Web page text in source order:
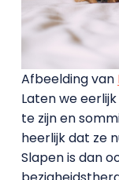
Afbeelding van
Laten we
te zijn en
heerlijk dat ze
Slapen is dan